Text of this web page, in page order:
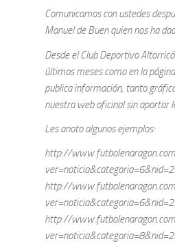
Comunicamos con ustedes
Manuel de Buen quien nos ha
Desde el Club Deportivo
últimos meses como en la
publica información, tanto
nuestra web oficinal sin aportar
Les anoto algunos ejemplos:
http://
http://
http://